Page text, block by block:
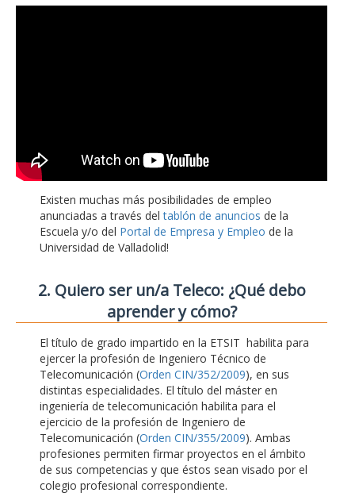
Existen muchas más posibilidades de empleo
anunciadas a través deltablón de anuncios de la
Escuela y/o del Portal de Empresa y Empleo de la
Universidad de Valladolid!
2. Quiero ser un/a Teleco: ¿Qué debo
aprender y cómo?
El título de grado impartido en la ETSIT habilita para
ejercer la profesión de Ingeniero Técnico de
Telecomunicación (Orden CIN/352/2009), en sus
distintas especialidades. El título del máster en
ingeniería de telecomunicación habilita para el
ejercicio de la profesión de Ingeniero de
Telecomunicación (Orden CIN/355/2009). Ambas
profesiones permiten firmar proyectos en el ámbito
de sus competencias y que éstos sean visado por el
colegio profesional correspondiente.